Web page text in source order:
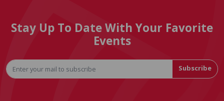
Stay Up To Date With Your Favorite
Events
Subscribe